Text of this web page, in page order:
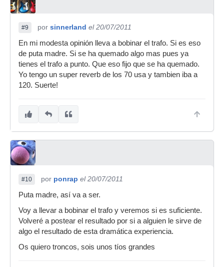
#9 por sinnerland el 20/07/2011
En mi modesta opinión lleva a bobinar el trafo. Si es eso
de puta madre. Si se ha quemado algo mas pues ya
tienes el trafo a punto. Que eso fijo que se ha quemado.
Yo tengo un super reverb de los 70 usa y tambien iba a
120. Suerte!
#10 por ponrap el 20/07/2011
Puta madre, así va a ser.
Voy a llevar a bobinar el trafo y veremos si es suficiente.
Volveré a postear el resultado por si a alguien le sirve de
algo el resultado de esta dramática experiencia.
Os quiero troncos, sois unos tíos grandes